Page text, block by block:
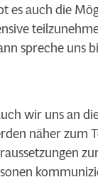
es auch die
spreche uns
wir uns an
näher zum